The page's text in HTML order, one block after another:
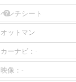
ベンチシート
オットマン
カーナビ： -
映像： -